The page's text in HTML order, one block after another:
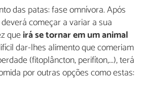
das patas: fase omnívora. Após
começar a variar a sua
queirá se tornar em um animal
dar-lhes alimento que comeriam
(fitoplâncton, perifíton,...), terá
por outras opções como estas: